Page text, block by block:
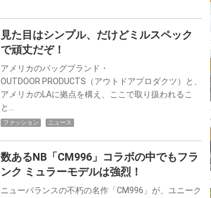
見た目はシンプル、だけどミルスペック
で頑丈だぞ！
アメリカのバッグブランド・
OUTDOOR PRODUCTS（アウトドアプロダクツ）と、
アメリカのLAに拠点を構え、ここで取り扱われるこ
と…
ファッション ニュース
数あるNB「CM996」コラボの中でもフラ
ンク ミュラーモデルは強烈！
ニューバランスの不朽の名作「CM996」が、ユニーク